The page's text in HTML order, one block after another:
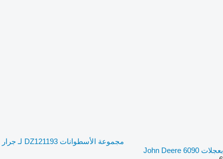
مجموعة الأسطوانات DZ121193 لـ جرار
بعجلات John Deere 6090